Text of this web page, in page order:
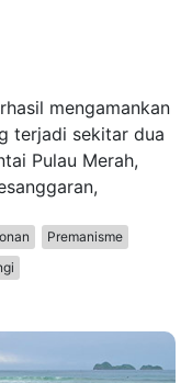
mengamankan
terjadi sekitar dua
Pulau Merah,
Premanisme